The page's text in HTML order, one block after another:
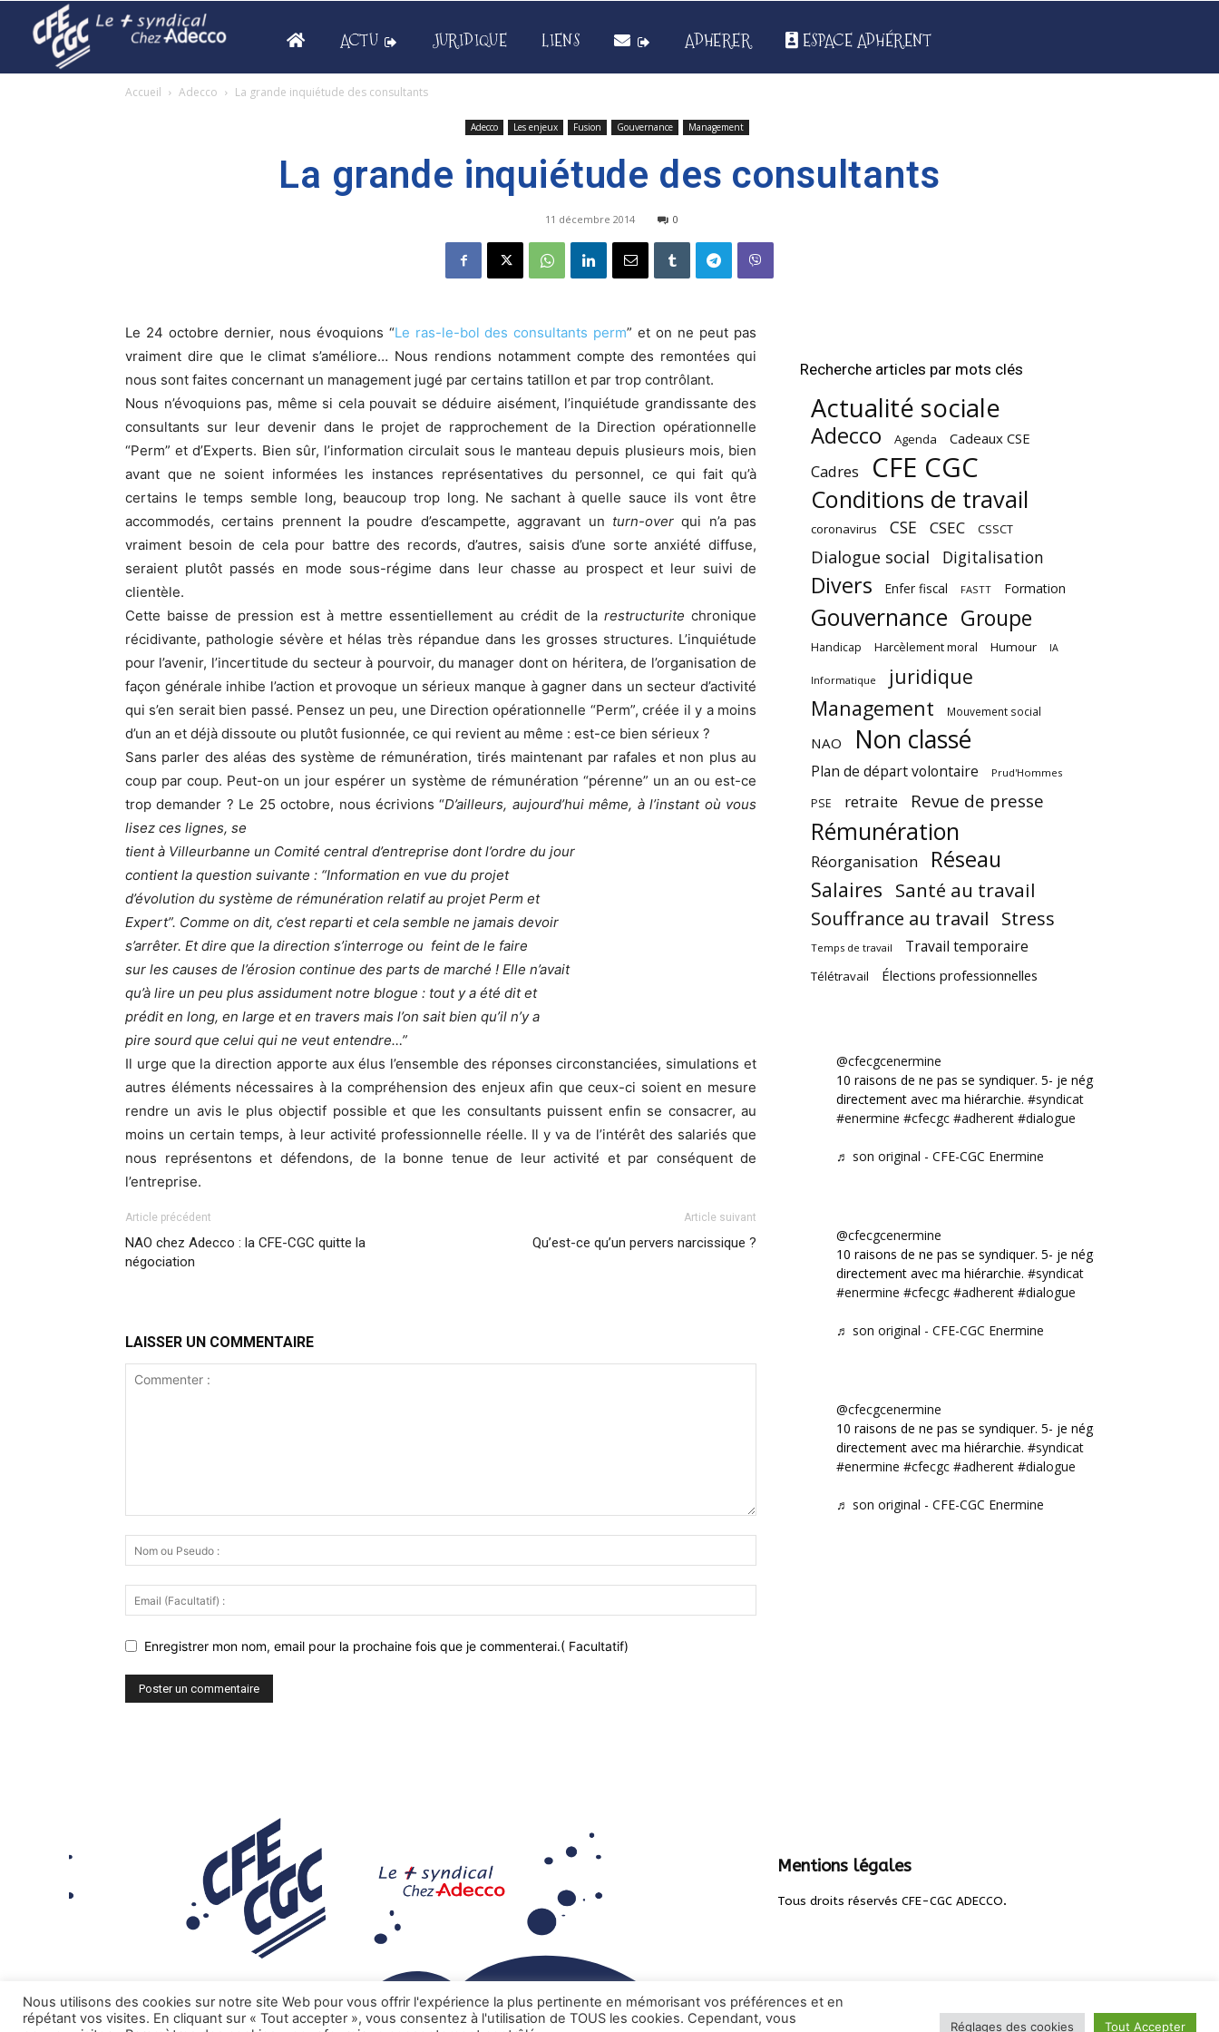
ACTU JURIDIQUE LIENS ADHERER ESPACE ADHÉRENT
Accueil Adecco La grande inquiétude des consultants
Adecco Les enjeux Fusion Gouvernance Management
La grande inquiétude des consultants
11 décembre 2014 0
Le 24 octobre dernier, nous évoquions “Le ras-le-bol des consultants perm” et on ne peut pas
vraiment dire que le climat s’améliore… Nous rendions notamment compte des remontées qui
nous sont faites concernant un management jugé par certains tatillon et par trop contrôlant.
Nous n’évoquions pas, même si cela pouvait se déduire aisément, l’inquiétude grandissante des
consultants sur leur devenir dans le projet de rapprochement de la Direction opérationnelle
“Perm” et d’Experts. Bien sûr, l’information circulait sous le manteau depuis plusieurs mois, bien
avant que ne soient informées les instances représentatives du personnel, ce qui fait qu’à
certains le temps semble long, beaucoup trop long. Ne sachant à quelle sauce ils vont être
accommodés, certains prennent la poudre d’escampette, aggravant un turn-overqui n’a pas
vraiment besoin de cela pour battre des records, d’autres, saisis d’une sorte anxiété diffuse,
seraient plutôt passés en mode sous-régime dans leur chasse au prospect et leur suivi de
clientèle.
Cette baisse de pression est à mettre essentiellement au crédit de la restructurite chronique
récidivante, pathologie sévère et hélas très répandue dans les grosses structures. L’inquiétude
pour l’avenir, l’incertitude du secteur à pourvoir, du manager dont on héritera, de l’organisation de
façon générale inhibe l’action et provoque un sérieux manque à gagner dans un secteur d’activité
qui s’en serait bien passé. Pensez un peu, une Direction opérationnelle “Perm”, créée il y a moins
d’un an et déjà dissoute ou plutôt fusionnée, ce qui revient au même : est-ce bien sérieux ?
Sans parler des aléas des système de rémunération, tirés maintenant par rafales et non plus au
coup par coup. Peut-on un jour espérer un système de rémunération “pérenne” un an ou est-ce
trop demander ? Le 25 octobre, nous écrivions “D’ailleurs, aujourd’hui même, à l’instant où vous
lisez ces lignes, se
tient à Villeurbanne un Comité central d’entreprise dont l’ordre du jour
contient la question suivante : “Information en vue du projet
d’évolution du système de rémunération relatif au projet Perm et
Expert”. Comme on dit, c’est reparti et cela semble ne jamais devoir
s’arrêter. Et dire que la direction s’interroge ou feint de le faire
sur les causes de l’érosion continue des parts de marché ! Elle n’avait
qu’à lire un peu plus assidument notre blogue : tout y a été dit et
prédit en long, en large et en travers mais l’on sait bien qu’il n’y a
pire sourd que celui qui ne veut entendre…”
Il urge que la direction apporte aux élus l’ensemble des réponses circonstanciées, simulations et
autres éléments nécessaires à la compréhension des enjeux afin que ceux-ci soient en mesure
rendre un avis le plus objectif possible et que les consultants puissent enfin se consacrer, au
moins un certain temps, à leur activité professionnelle réelle. Il y va de l’intérêt des salariés que
nous représentons et défendons, de la bonne tenue de leur activité et par conséquent de
l’entreprise.
Article précédent
NAO chez Adecco : la CFE-CGC quitte la
négociation
Article suivant
Qu’est-ce qu’un pervers narcissique ?
LAISSER UN COMMENTAIRE
Enregistrer mon nom, email pour la prochaine fois que je commenterai.( Facultatif)
Recherche articles par mots clés
Actualité sociale
Adecco Agenda Cadeaux CSE
Cadres CFE CGC
Conditions de travail
coronavirus CSE CSEC CSSCT
Dialogue social Digitalisation
Divers Enfer fiscal FASTT Formation
Gouvernance Groupe
Handicap Harcèlement moral Humour IA
Informatique
juridique
Management
Mouvement social
NAO Non classé
Plan de départ volontaire Prud'Hommes
PSE retraite Revue de presse
Rémunération
Réorganisation Réseau
Salaires Santé au travail
Souffrance au travail Stress
Temps de travail Travail temporaire
Télétravail Élections professionnelles
@cfecgcenermine
10 raisons de ne pas se syndiquer. 5- je négocie
directement avec ma hiérarchie. #syndicat
#enermine #cfecgc #adherent #dialogue
♬ son original - CFE-CGC Enermine
@cfecgcenermine
10 raisons de ne pas se syndiquer. 5- je négocie
directement avec ma hiérarchie. #syndicat
#enermine #cfecgc #adherent #dialogue
♬ son original - CFE-CGC Enermine
@cfecgcenermine
10 raisons de ne pas se syndiquer. 5- je négocie
directement avec ma hiérarchie. #syndicat
#enermine #cfecgc #adherent #dialogue
♬ son original - CFE-CGC Enermine
Mentions légales
Tous droits réservés CFE-CGC ADECCO.
Nous utilisons des cookies sur notre site Web pour vous offrir l'expérience la plus pertinente en mémorisant vos préférences et en
répétant vos visites. En cliquant sur « Tout accepter », vous consentez à l'utilisation de TOUS les cookies. Cependant, vous
Réglages des cookies Tout Accepter